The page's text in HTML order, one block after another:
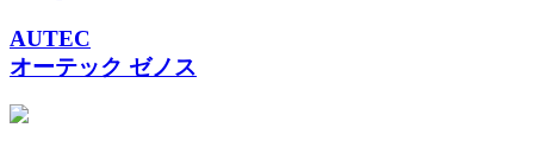
AUTEC
オーテック ゼノス